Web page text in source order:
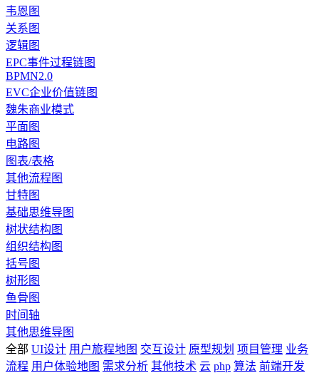
韦恩图
关系图
逻辑图
EPC事件过程链图
BPMN2.0
EVC企业价值链图
魏朱商业模式
平面图
电路图
图表/表格
其他流程图
甘特图
基础思维导图
树状结构图
组织结构图
括号图
树形图
鱼骨图
时间轴
其他思维导图
全部 UI设计 用户旅程地图 交互设计 原型规划 项目管理 业务
流程 用户体验地图 需求分析 其他技术 云 php 算法 前端开发